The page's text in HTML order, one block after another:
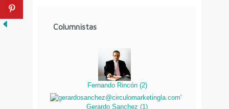
Columnistas
Fernando Rincón (2)
Gerardo Sanchez (1)